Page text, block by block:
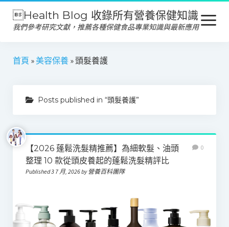
Health Blog 收錄所有營養保健知識
我們參考研究文獻，推薦各種保健食品專業知識與最新應用
open
menu
營養保健
產品推薦
心靈健康
首頁 » 美容保養»頭髮養護
Posts published in “頭髮養護”
【2026 蓬鬆洗髮精推薦】為細軟髮、油頭
整理 10 款從頭皮養起的蓬鬆洗髮精評比
Published 3 7 月, 2026 by 營養百科團隊
0